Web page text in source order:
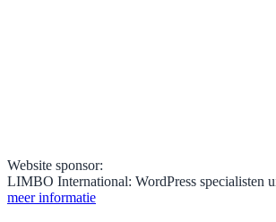
Website sponsor:
LIMBO International: WordPress specialisten
meer informatie